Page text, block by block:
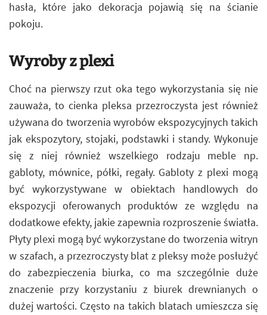
hasła, które jako dekoracja pojawią się na ścianie
pokoju.
Wyroby z plexi
Choć na pierwszy rzut oka tego wykorzystania się nie
zauważa, to cienka pleksa przezroczysta jest również
używana do tworzenia wyrobów ekspozycyjnych takich
jak ekspozytory, stojaki, podstawki i standy. Wykonuje
się z niej również wszelkiego rodzaju meble np.
gabloty, mównice, półki, regały. Gabloty z plexi mogą
być wykorzystywane w obiektach handlowych do
ekspozycji oferowanych produktów ze względu na
dodatkowe efekty, jakie zapewnia rozproszenie światła.
Płyty plexi mogą być wykorzystane do tworzenia witryn
w szafach, a przezroczysty blat z pleksy może posłużyć
do zabezpieczenia biurka, co ma szczególnie duże
znaczenie przy korzystaniu z biurek drewnianych o
dużej wartości. Często na takich blatach umieszcza się